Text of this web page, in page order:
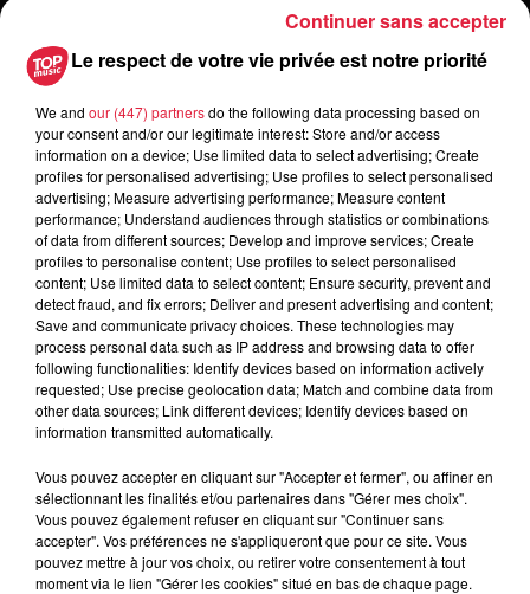
6 août 2026
Les dernières infos sur la venue du
5 août 2026
Europa-Park : des précisons sur
l’après Euro-Mir
Dans la même série
Reproland
Reproland
Le respect de votre vie privée est notre priorité
We and our (447) partnersdo the following data processing based on
your consent and/or our legitimate interest: Store and/or access
information on a device; Use limited data to select advertising; Create
profiles for personalised advertising; Use profiles to select personalised
advertising; Measure advertising performance; Measure content
performance; Understand audiences through statistics or combinations
of data from different sources; Develop and improve services; Create
profiles to personalise content; Use profiles to select personalised
content; Use limited data to select content; Ensure security, prevent and
detect fraud, and fix errors; Deliver and present advertising and content;
Save and communicate privacy choices. These technologies may
process personal data such as IP address and browsing data to offer
following functionalities: Identify devices based on information actively
requested; Use precise geolocation data; Match and combine data from
other data sources; Link different devices; Identify devices based on
information transmitted automatically.
Vous pouvez accepter en cliquant sur "Accepter et fermer", ou affiner en
sélectionnant les finalités et/ou partenaires dans "Gérer mes choix".
Vous pouvez également refuser en cliquant sur "Continuer sans
accepter". Vos préférences ne s'appliqueront que pour ce site. Vous
pouvez mettre à jour vos choix, ou retirer votre consentement à tout
moment via le lien "Gérer les cookies" situé en bas de chaque page.
Continuer sans accepter